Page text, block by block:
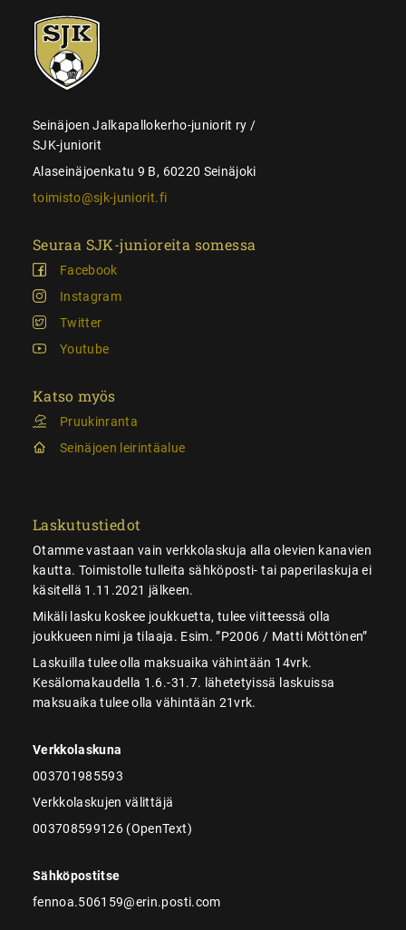
SJK-
juniorit
Seinäjoen Jalkapallokerho-juniorit ry /
SJK-juniorit
Alaseinäjoenkatu 9 B, 60220 Seinäjoki
toimisto@sjk-juniorit.fi
Seuraa SJK-junioreita somessa
Facebook
Instagram
Twitter
Youtube
Katso myös
Pruukinranta
Seinäjoen leirintäalue
Laskutustiedot
Otamme vastaan vain verkkolaskuja alla olevien kanavien
kautta. Toimistolle tulleita sähköposti- tai paperilaskuja ei
käsitellä 1.11.2021 jälkeen.
Mikäli lasku koskee joukkuetta, tulee viitteessä olla
joukkueen nimi ja tilaaja. Esim. ”P2006 / Matti Möttönen”
Laskuilla tulee olla maksuaika vähintään 14vrk.
Kesälomakaudella 1.6.-31.7. lähetetyissä laskuissa
maksuaika tulee olla vähintään 21vrk.
Verkkolaskuna
003701985593
Verkkolaskujen välittäjä
003708599126 (OpenText)
Sähköpostitse
fennoa.506159@erin.posti.com